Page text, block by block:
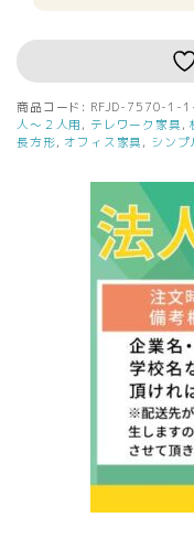
修
用
ス
ク
商品コード: RFJD-7570-1-
人～２人用 , テレワーク家具 ,
長方形, オフィス家具 , シンプ